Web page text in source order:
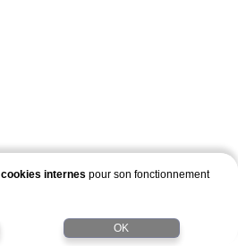
cookies internes pour son fonctionnement
OK